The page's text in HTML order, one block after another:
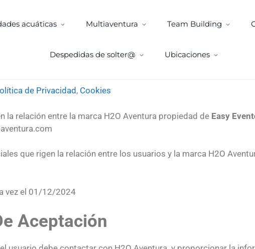
acuáticas Multiaventura Team Building
Despedidas de solter@ Ubicaciones
de Privacidad, Cookies
relación entre la marca H2O Aventura propiedad de Easy
www.h2oaventura.com
que rigen la relación entre los usuarios y la marca H2O
vez el 01/12/2024
Aceptación